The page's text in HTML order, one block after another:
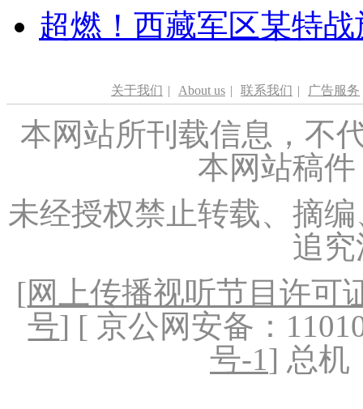
超燃！西藏军区某特
关于我们 | About us | 联系我们 | 广告服务
本网站所刊载信息，不
本网站稿
未经授权禁止转载、摘
追
[网上传播视听节目许可
号] [ 京公网安备：
号-1] 总机